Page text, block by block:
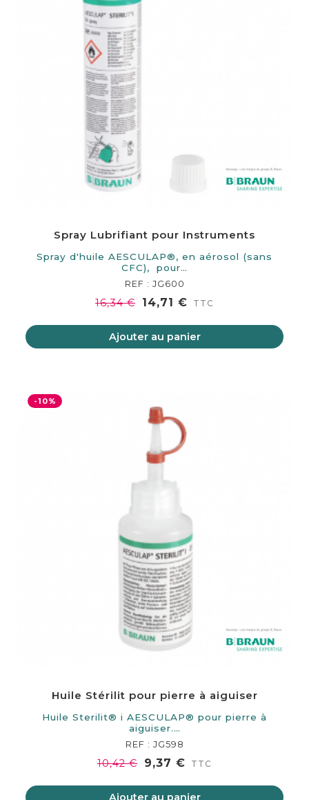
Spray Lubrifiant pour Instruments
Spray d'huile AESCULAP®, en aérosol (sans
CFC), pour…
REF : JG600
16,34 € 14,71 € TTC
Ajouter au panier
-10%
Huile Stérilit pour pierre à aiguiser
Huile Sterilit® i AESCULAP® pour pierre à
aiguiser.…
REF : JG598
10,42 € 9,37 € TTC
Ajouter au panier